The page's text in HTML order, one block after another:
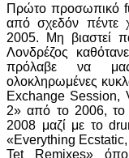
Πρώτο προσωπικό
από σχεδόν πέντε
2005. Μη βιαστεί
Λονδρέζος
πρόλαβε να μας
ολοκληρωμένες
Exchange Session,
2» από το 2006, το
2008 μαζί με το
«Everything Ecstatic,
Tet Remixes»